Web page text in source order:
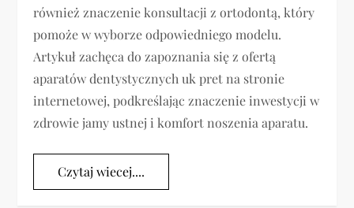
również znaczenie konsultacji z ortodontą, który
pomoże w wyborze odpowiedniego modelu.
Artykuł zachęca do zapoznania się z ofertą
aparatów dentystycznych uk pret na stronie
internetowej, podkreślając znaczenie inwestycji w
zdrowie jamy ustnej i komfort noszenia aparatu.
Czytaj wiecej....